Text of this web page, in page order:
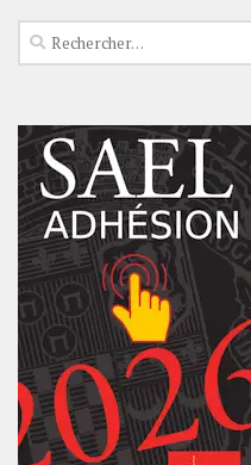
Rechercher :